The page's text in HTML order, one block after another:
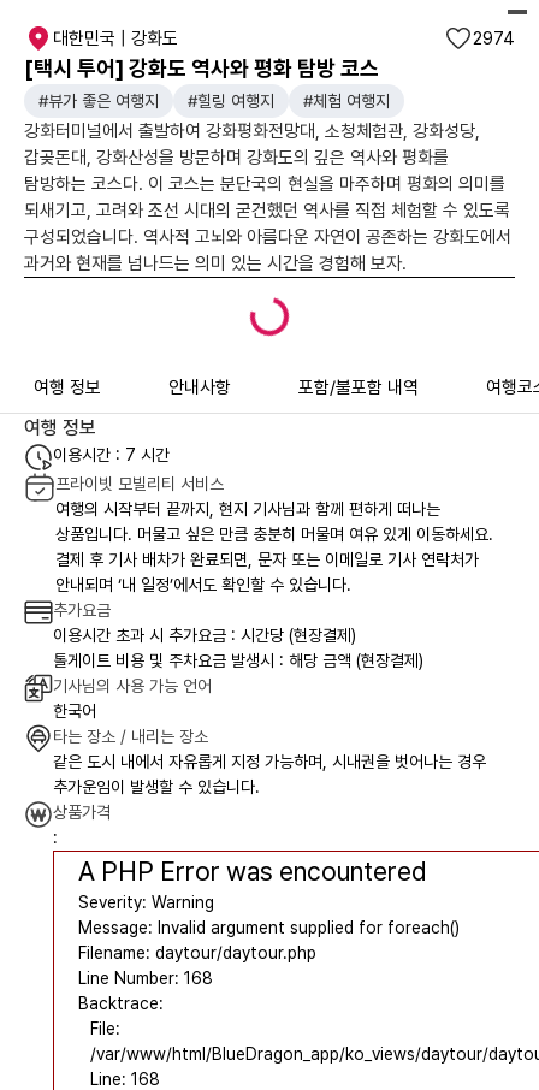
대한민국 | 강화도
[택시 투어] 강화도 역사와 평화 탐방 코스
2974
#뷰가 좋은 여행지 #힐링 여행지 #체험 여행지
강화터미널에서 출발하여 강화평화전망대, 소청체험관, 강화성당,
갑곶돈대, 강화산성을 방문하며 강화도의 깊은 역사와 평화를
탐방하는 코스다. 이 코스는 분단국의 현실을 마주하며 평화의 의미를
되새기고, 고려와 조선 시대의 굳건했던 역사를 직접 체험할 수 있도록
구성되었습니다. 역사적 고뇌와 아름다운 자연이 공존하는 강화도에서
과거와 현재를 넘나드는 의미 있는 시간을 경험해 보자.
여행 정보 안내사항 포함/불포함 내역 여행코
여행 정보
이용시간 : 7 시간
프라이빗 모빌리티 서비스
여행의 시작부터 끝까지, 현지 기사님과 함께 편하게 떠나는
상품입니다. 머물고 싶은 만큼 충분히 머물며 여유 있게 이동하세요.
결제 후 기사 배차가 완료되면, 문자 또는 이메일로 기사 연락처가
안내되며 ‘내 일정’에서도 확인할 수 있습니다.
추가요금
이용시간 초과 시 추가요금 : 시간당 (현장결제)
톨게이트 비용 및 주차요금 발생시 : 해당 금액 (현장결제)
기사님의 사용 가능 언어
한국어
타는 장소 / 내리는 장소
같은 도시 내에서 자유롭게 지정 가능하며, 시내권을 벗어나는 경우
추가운임이 발생할 수 있습니다.
상품가격
:
A PHP Error was encountered
Severity: Warning
Message: Invalid argument supplied for foreach()
Filename: daytour/daytour.php
Line Number: 168
Backtrace:
File:
/var/www/html/BlueDragon_app/ko_views/daytour/
Line: 168